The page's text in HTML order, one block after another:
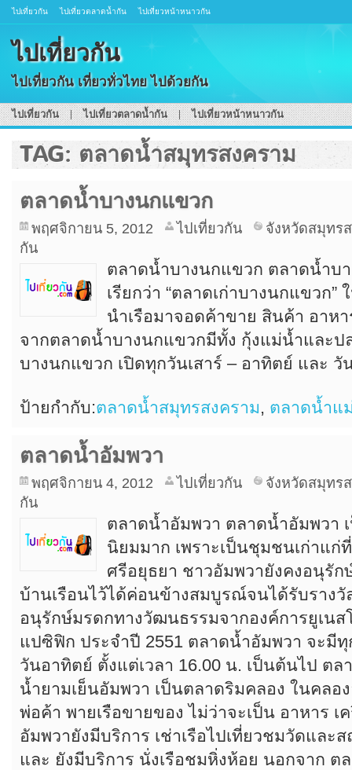
ไปเที่ยวกัน ไปเที่ยวตลาดน้ำกัน ไปเที่ยวหน้าหนาวกัน
ไปเที่ยวกัน
ไปเที่ยวกัน เที่ยวทั่วไทย ไปด้วยกัน
ไปเที่ยวกัน ไปเที่ยวตลาดน้ำกัน ไปเที่ยวหน้าหนาวกัน
TAG: ตลาดน้ำสมุทรสงคราม
ตลาดน้ำบางนกแขวก
พฤศจิกายน 5, 2012 ไปเที่ยวกัน
จังหวัดสมุทร
กัน
ตลาดน้ำบางนกแขวก ตลาดน้ำบ
เรียกว่า “ตลาดเก่าบางนกแขวก
นำเรือมาจอดค้าขาย สินค้า อาห
จากตลาดน้ำบางนกแขวกมีทั้ง กุ้งแม่น้ำและป
บางนกแขวก เปิดทุกวันเสาร์ – อาทิตย์ และ
ป้ายกำกับ:ตลาดน้ำสมุทรสงคราม, ตลาดน้ำแ
ตลาดน้ำอัมพวา
พฤศจิกายน 4, 2012 ไปเที่ยวกัน
จังหวัดสมุทร
กัน
ตลาดน้ำอัมพวา ตลาดน้ำอัมพวา
นิยมมาก เพราะเป็นชุมชนเก่าแก่
ศรีอยุธยา ชาวอัมพวายังคงอนุรั
บ้านเรือนไว้ได้ค่อนข้างสมบูรณ์จนได้รับรางวั
อนุรักษ์มรดกทางวัฒนธรรมจากองค์การยูเนส
แปซิฟิก ประจำปี 2551 ตลาดน้ำอัมพวา จะมีทุ
วันอาทิตย์ ตั้งแต่เวลา 16.00 น. เป็นต้นไป ต
น้ำยามเย็นอัมพวา เป็นตลาดริมคลอง ในคลอ
พ่อค้า พายเรือขายของ ไม่ว่าจะเป็น อาหาร
อัมพวายังมีบริการ เช่าเรือไปเที่ยวชมวัดและ
และ ยังมีบริการ นั่งเรือชมหิ่งห้อย นอกจาก